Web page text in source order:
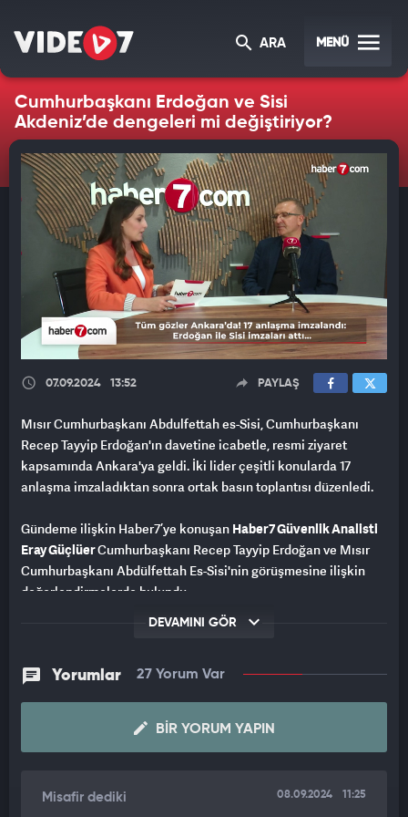
ARA MENÜ
Cumhurbaşkanı Erdoğan ve Sisi
Akdeniz’de dengeleri mi değiştiriyor?
07.09.2024 13:52 PAYLAŞ
Mısır Cumhurbaşkanı Abdulfettah es-Sisi, Cumhurbaşkanı
Recep Tayyip Erdoğan'ın davetine icabetle, resmi ziyaret
kapsamında Ankara'ya geldi. İki lider çeşitli konularda 17
anlaşma imzaladıktan sonra ortak basın toplantısı düzenledi.
Gündeme ilişkin Haber7’ye konuşan Haber7 Güvenlik Analisti
Eray GüçlüerCumhurbaşkanı Recep Tayyip Erdoğan ve Mısır
Cumhurbaşkanı Abdülfettah Es-Sisi'nin görüşmesine ilişkin
değerlendirmelerde bulundu.
17 görüşme hariç 36 ayrı konuda mutabakatın sağlandığını
vurguladı. Deniz yetki alanlarının sınırlandırılmasına ilişkin bir
anlaşma yapılmasının beklendiğini belirten Eray Güçlüer, Mısır
vurguladı.
DEVAMINI GÖR
Yorumlar 27 Yorum Var
BIR YORUM YAPIN
Misafir dediki 08.09.2024 11:25